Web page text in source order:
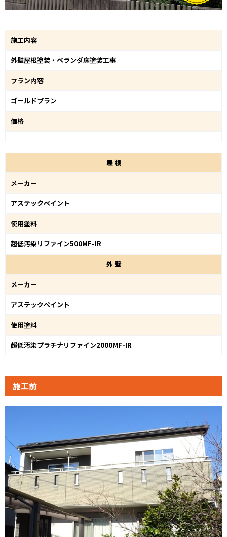
施工内容
外壁屋根塗装・ベランダ床塗装工事
プラン内容
ゴールドプラン
価格
屋根
メーカー
アステックペイント
使用塗料
超低汚染リファイン500MF-IR
外壁
メーカー
アステックペイント
使用塗料
超低汚染プラチナリファイン2000MF-IR
施工前